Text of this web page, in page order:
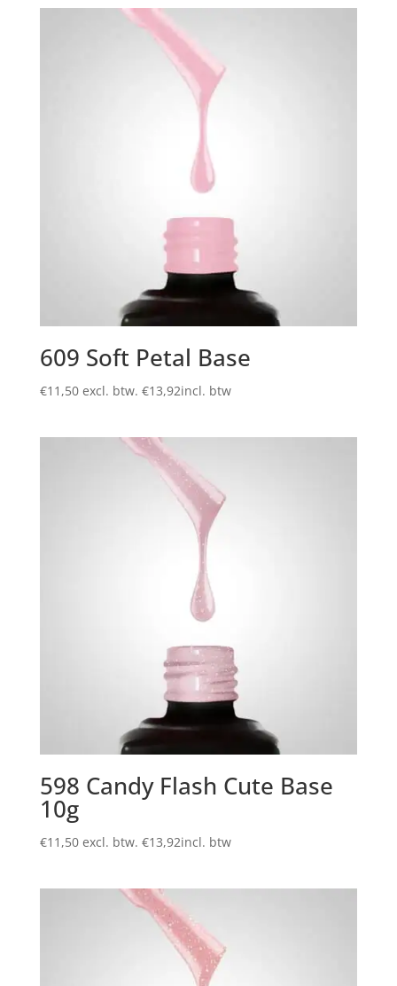
609 Soft Petal Base
€11,50 excl. btw. €13,92incl. btw
598 Candy Flash Cute Base
10g
€11,50 excl. btw. €13,92incl. btw